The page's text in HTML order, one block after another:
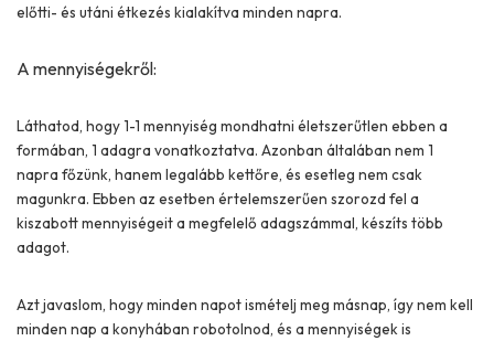
előtti- és utáni étkezés kialakítva minden napra.
A mennyiségekről:
Láthatod, hogy 1-1 mennyiség mondhatni életszerűtlen ebben a
formában, 1 adagra vonatkoztatva. Azonban általában nem 1
napra főzünk, hanem legalább kettőre, és esetleg nem csak
magunkra. Ebben az esetben értelemszerűen szorozd fel a
kiszabott mennyiségeit a megfelelő adagszámmal, készíts több
adagot.
Azt javaslom, hogy minden napot ismételj meg másnap, így nem kell
minden nap a konyhában robotolnod, és a mennyiségek is